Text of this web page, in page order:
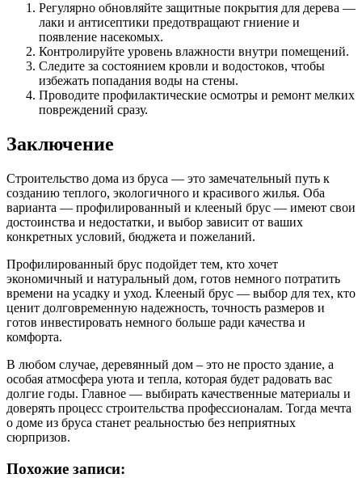
Регулярно обновляйте защитные покрытия для дерева —
лаки и антисептики предотвращают гниение и
появление насекомых.
Контролируйте уровень влажности внутри помещений.
Следите за состоянием кровли и водостоков, чтобы
избежать попадания воды на стены.
Проводите профилактические осмотры и ремонт мелких
повреждений сразу.
Заключение
Строительство дома из бруса — это замечательный путь к
созданию теплого, экологичного и красивого жилья. Оба
варианта — профилированный и клееный брус — имеют свои
достоинства и недостатки, и выбор зависит от ваших
конкретных условий, бюджета и пожеланий.
Профилированный брус подойдет тем, кто хочет
экономичный и натуральный дом, готов немного потратить
времени на усадку и уход. Клееный брус — выбор для тех, кто
ценит долговременную надежность, точность размеров и
готов инвестировать немного больше ради качества и
комфорта.
В любом случае, деревянный дом – это не просто здание, а
особая атмосфера уюта и тепла, которая будет радовать вас
долгие годы. Главное — выбирать качественные материалы и
доверять процесс строительства профессионалам. Тогда мечта
о доме из бруса станет реальностью без неприятных
сюрпризов.
Похожие записи: